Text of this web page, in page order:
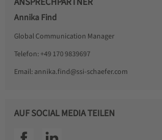
Annika Find
Global Communication Manager
Telefon: +49 170 9839697
Email: annika.find@ssi-schaefer.com
AUF SOCIAL MEDIA TEILEN
SSI facebookSSI linkedin